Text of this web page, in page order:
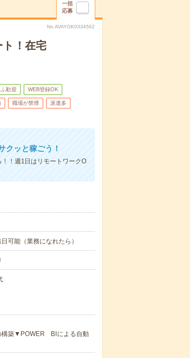
一括
応募
No.AVAYOK0334562
ト！在宅
歓迎 WEB登録OK
職場が禁煙 派遣多
クッと稼ごう！
！週1日はリモートワークO
可能（業務になれたら）
構築▼POWER BIによる自動